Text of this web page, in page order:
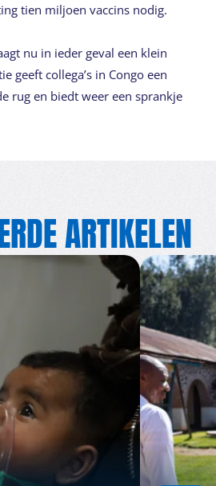
tien miljoen vaccins nodig.
nu in ieder geval een klein
geeft collega’s in Congo een
rug en biedt weer een sprankje
ARTIKELEN